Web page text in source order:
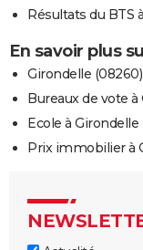
Résultats du BTS
En savoir plus
Girondelle (08260)
Bureaux de vote à
Ecole à Girondelle
Prix immobilier à